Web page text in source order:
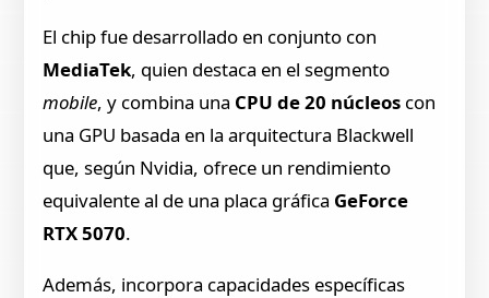
El chip fue desarrollado en conjunto con
MediaTek, quien destaca en el segmento
mobile, y combina una CPU de 20 núcleos con
una GPU basada en la arquitectura Blackwell
que, según Nvidia, ofrece un rendimiento
equivalente al de una placa gráfica GeForce
RTX 5070.
Además, incorpora capacidades específicas